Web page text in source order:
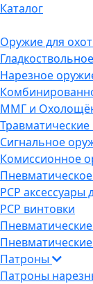
Каталог
Оружие для
Нарезное
ММГ и
Сигнальное
Комиссионное
PCP
PCP винтовки
Патроны
Патроны